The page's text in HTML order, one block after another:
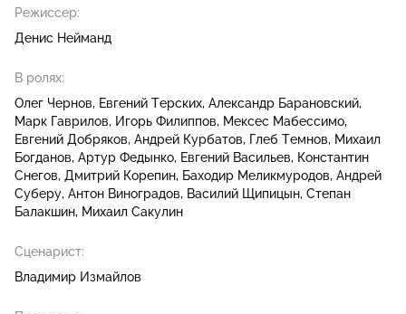
Режиссер:
Денис Нейманд
В ролях:
Олег Чернов
Евгений Терских Александр Барановский
Марк Гаврилов
Игорь Филиппов
Мексес Мабессимо
Евгений Добряков Андрей Курбатов Глеб Темнов
Михаил
Богданов Артур Федынко Евгений Васильев
Константин
Снегов Дмитрий Корепин Баходир Меликмуродов Андрей
Суберу Антон Виноградов Василий Щипицын Степан
Балакшин Михаил Сакулин
Сценарист:
Владимир Измайлов